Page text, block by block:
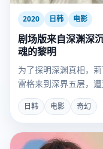
2020 日韩 电影
剧场版来自深渊深
魂的黎明
为了探明深渊真相，
雷格来到深界五层，遭
为“祝福”而疯狂的黎明
日韩 电影 奇幻